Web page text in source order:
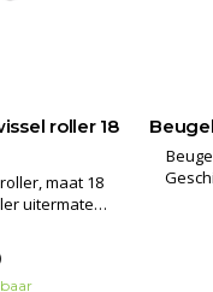
roller 18
maat 18
en